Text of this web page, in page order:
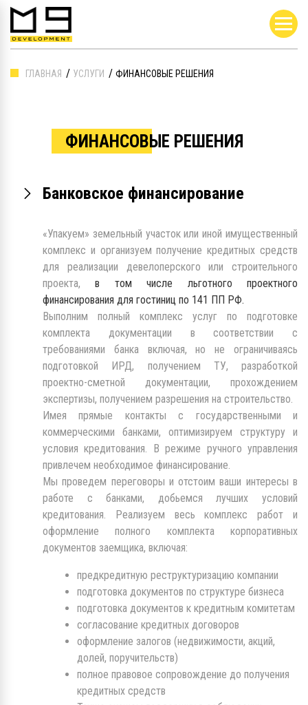
ГЛАВНАЯ УСЛУГИ ФИНАНСОВЫЕ РЕШЕНИЯ
ФИНАНСОВЫЕ РЕШЕНИЯ
Банковское финансирование
«Упакуем» земельный участок или иной имущественный
комплекс и организуем получение кредитных средств
для реализации девелоперского или строительного
проекта,в том числе льготного проектного
финансирования для гостиниц по 141 ПП РФ.
Выполним полный комплекс услуг по подготовке
комплекта документации в соответствии с
требованиями банка включая, но не ограничиваясь
подготовкой ИРД, получением ТУ, разработкой
проектно-сметной документации, прохождением
экспертизы, получением разрешения на строительство.
Имея прямые контакты с государственными и
коммерческими банками, оптимизируем структуру и
условия кредитования. В режиме ручного управления
привлечем необходимое финансирование.
Мы проведем переговоры и отстоим ваши интересы в
работе с банками, добьемся лучших условий
кредитования. Реализуем весь комплекс работ и
оформление полного комплекта корпоративных
документов заемщика, включая:
предкредитную реструктуризацию компании
подготовка документов по структуре бизнеса
подготовка документов к кредитным комитетам
согласование кредитных договоров
оформление залогов (недвижимости, акций,
долей, поручительств)
полное правовое сопровождение до получения
кредитных средств